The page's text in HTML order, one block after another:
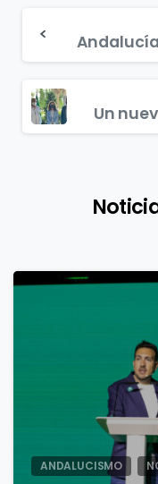
Reading
ANDALUCISMO